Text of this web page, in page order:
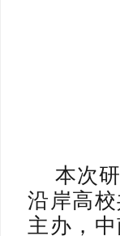
本次
沿岸高
主办，